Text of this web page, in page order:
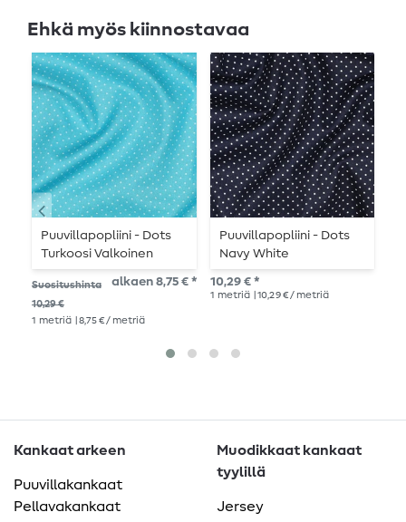
Ehkä myös kiinnostavaa
Puuvillapopliini - Dots
Turkoosi Valkoinen
Suositushinta
10,29 €
alkaen 8,75 € *
1 metriä | 8,75 € / metriä
Puuvillapopliini - Dots
Navy White
10,29 € *
1 metriä | 10,29 € / metriä
Kankaat arkeen
Puuvillakankaat
Pellavakankaat
Muodikkaat kankaat
tyylillä
Jersey